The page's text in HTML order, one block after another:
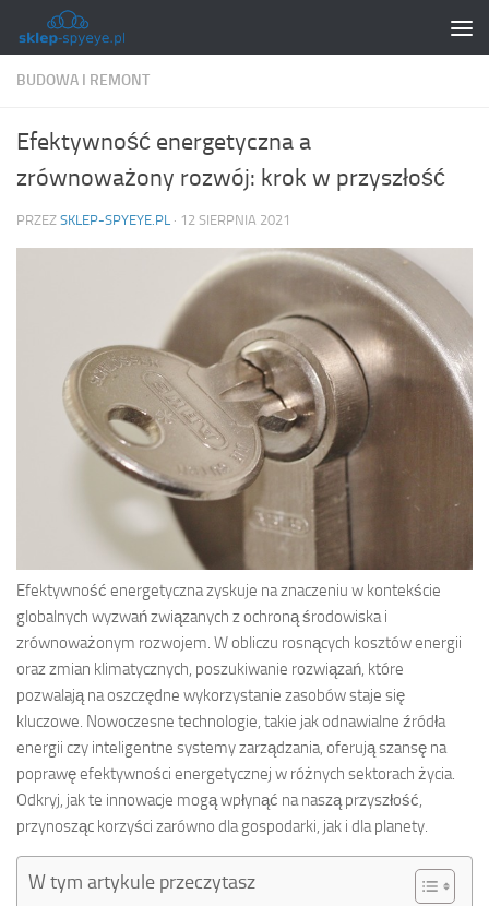
Skip to content
BUDOWA I REMONT
Efektywność energetyczna a
zrównoważony rozwój: krok w przyszłość
PRZEZ SKLEP-SPYEYE.PL · 12 SIERPNIA 2021
Efektywność energetyczna zyskuje na znaczeniu w kontekście
globalnych wyzwań związanych z ochroną środowiska i
zrównoważonym rozwojem. W obliczu rosnących kosztów energii
oraz zmian klimatycznych, poszukiwanie rozwiązań, które
pozwalają na oszczędne wykorzystanie zasobów staje się
kluczowe. Nowoczesne technologie, takie jak odnawialne źródła
energii czy inteligentne systemy zarządzania, oferują szansę na
poprawę efektywności energetycznej w różnych sektorach życia.
Odkryj, jak te innowacje mogą wpłynąć na naszą przyszłość,
przynosząc korzyści zarówno dla gospodarki, jak i dla planety.
W tym artykule przeczytasz